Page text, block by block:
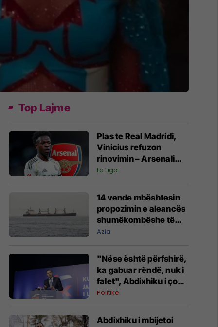
Top Lajme
Plas te Real Madridi,
Vinicius refuzon
rinovimin – Arsenali
gati ofertën 140
La Liga
14 vende mbështesin
propozimin e aleancës
shumëkombëshe të
mbrojtjes detare të
Saudite
Azia
"Nëse është përfshirë,
ka gabuar rëndë, nuk i
falet", Abdixhiku i çon
“selam” Përparim
Politikë
Abdixhiku i mbijetoi